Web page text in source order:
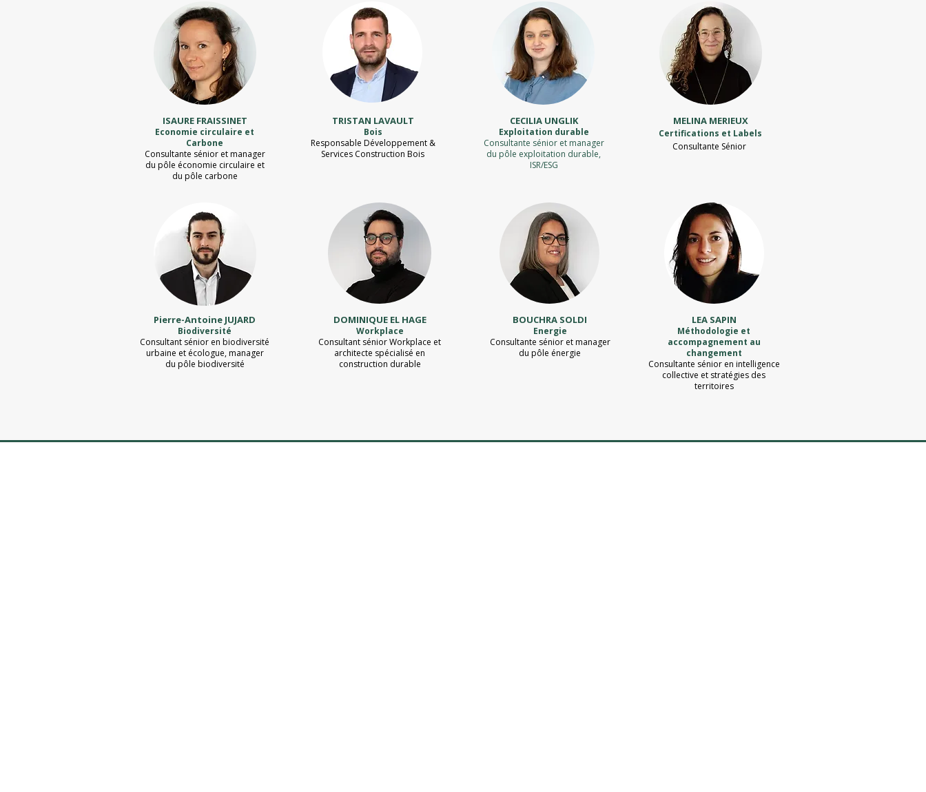
ISAURE FRAISSINET
Economie circulaire et
Carbone
Consultante sénior et manager
du pôle économie circulaire et
du pôle carbone
TRISTAN LAVAULT
Bois
Responsable Développement &
Services Construction Bois
Pierre-Antoine JUJARD
Biodiversité
Consultant sénior en biodiversité
urbaine et écologue, manager
du pôle biodiversité
DOMINIQUE EL HAGE
Workplace
Consultant sénior Workplace et
architecte spécialisé en
construction durable
CECILIA UNGLIK
Exploitation durable
Consultante sénior et manager
du pôle exploitation durable,
ISR/ESG
MELINA MERIEUX
Certifications et Labels
Consultante Sénior
BOUCHRA SOLDI
Energie
Consultante sénior et manager
du pôle énergie
LEA SAPIN
Méthodologie et
accompagnement au
changement
Consultante sénior en intelligence
collective et stratégies des
territoires